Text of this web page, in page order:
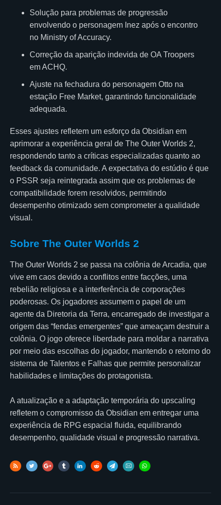
Solução para problemas de progressão
envolvendo o personagem Inez após o encontro
no Ministry of Accuracy.
Correção da aparição indevida de OA Troopers
em ACHQ.
Ajuste na fechadura do personagem Otto na
estação Free Market, garantindo funcionalidade
adequada.
Esses ajustes refletem um esforço da Obsidian em
aprimorar a experiência geral de The Outer Worlds 2,
respondendo tanto a críticas especializadas quanto ao
feedback da comunidade. A expectativa do estúdio é que
o PSSR seja reintegrada assim que os problemas de
compatibilidade forem resolvidos, permitindo
desempenho otimizado sem comprometer a qualidade
visual.
Sobre The Outer Worlds 2
The Outer Worlds 2 se passa na colônia de Arcadia, que
vive em caos devido a conflitos entre facções, uma
rebelião religiosa e a interferência de corporações
poderosas. Os jogadores assumem o papel de um
agente da Diretoria da Terra, encarregado de investigar a
origem das “fendas emergentes” que ameaçam destruir a
colônia. O jogo oferece liberdade para moldar a narrativa
por meio das escolhas do jogador, mantendo o retorno do
sistema de Talentos e Falhas que permite personalizar
habilidades e limitações do protagonista.
A atualização e a adaptação temporária do upscaling
refletem o compromisso da Obsidian em entregar uma
experiência de RPG espacial fluida, equilibrando
desempenho, qualidade visual e progressão narrativa.